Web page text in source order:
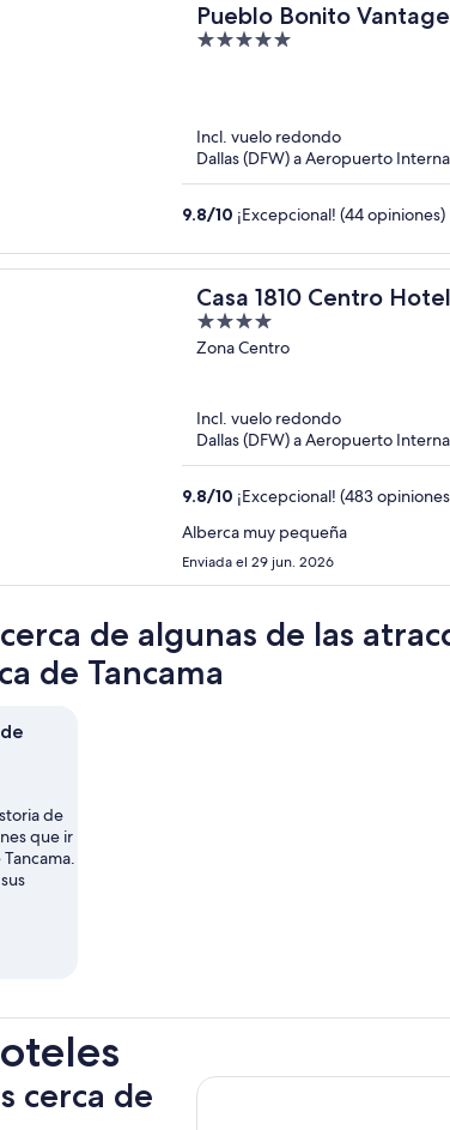
Pueblo Bonito
5
Incl. vuelo redondo
Dallas (DFW) a Aeropuerto
9.8/10 ¡Excepcional! (44 opiniones)
Casa 1810 Centro
4
out
Zona Centro
Incl. vuelo redondo
Dallas (DFW) a Aeropuerto
9.8/10 ¡Excepcional! (483
Alberca muy pequeña
Enviada el 29 jun. 2026
de algunas de las
de Tancama
de
que ir
cerca de